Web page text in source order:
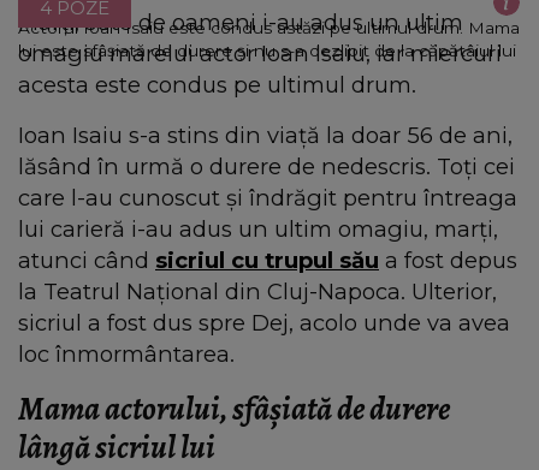
Actorul Ioan Isaiu este condus astăzi pe ultimul drum. Mama
lui este sfâșiată de durere și nu s-a dezlipit de la căpătâiul lui
4 POZE
Marți, sute de oameni i-au adus un ultim
omagiu marelui actor Ioan Isaiu, iar miercuri
acesta este condus pe ultimul drum.
Ioan Isaiu s-a stins din viață la doar 56 de ani,
lăsând în urmă o durere de nedescris. Toți cei
care l-au cunoscut și îndrăgit pentru întreaga
lui carieră i-au adus un ultim omagiu, marți,
atunci când sicriul cu trupul său a fost depus
la Teatrul Național din Cluj-Napoca. Ulterior,
sicriul a fost dus spre Dej, acolo unde va avea
loc înmormântarea.
Mama actorului, sfâșiată de durere
lângă sicriul lui